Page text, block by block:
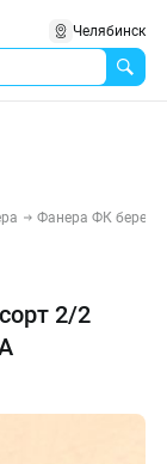
Челябинск
Фанера ФК
2/2